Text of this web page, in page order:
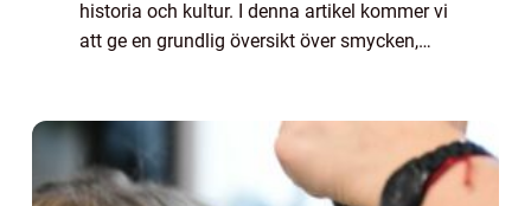
historia och kultur. I denna artikel kommer vi
att ge en grundlig översikt över smycken,